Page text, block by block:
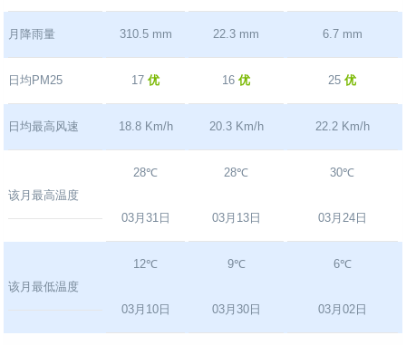
月降雨量 310.5 mm 22.3 mm 6.7 mm
日均PM25 17优 16优 25优
日均最高风速 18.8 Km/h 20.3 Km/h 22.2 Km/h
该月最高温度
28℃
03月31日
28℃
03月13日
30℃
03月24日
该月最低温度
12℃
03月10日
9℃
03月30日
6℃
03月02日